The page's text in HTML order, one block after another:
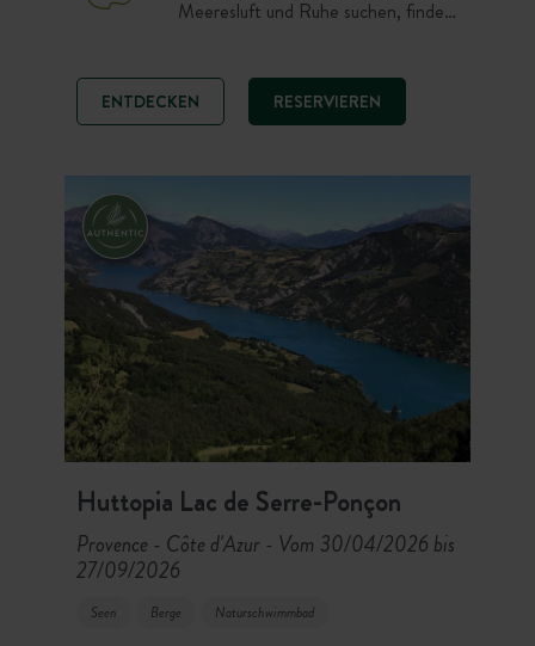
Meeresluft und Ruhe suchen, finden
Ausgangspunkt an der Spitze der
Bretagne, im südlichen Finistère.
Vom Pool mit Blick über die Bucht
einen ganz besonderen Moment der
ENTDECKEN RESERVIEREN
Huttopia Lac de Serre-Ponçon
Provence - Côte d'Azur - Vom 30/04/2026 bis
27/09/2026
Seen Berge Naturschwimmbad